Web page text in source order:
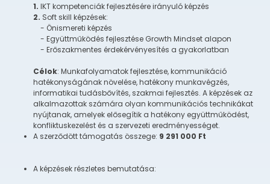
1. IKT kompetenciák fejlesztésére irányuló képzés
2. Soft skill képzések:
- Önismereti képzés
- Együttműködés fejlesztése Growth Mindset alapon
- Erőszakmentes érdekérvényesítés a gyakorlatban
Célok: Munkafolyamatok fejlesztése, kommunikáció
hatékonyságának növelése, hatékony munkavégzés,
informatikai tudásbővítés, szakmai fejlesztés. A képzések az
alkalmazottak számára olyan kommunikációs technikákat
nyújtanak, amelyek elősegítik a hatékony együttműködést,
konfliktuskezelést és a szervezeti eredményességet.
A szerződött támogatás összege: 9 291 000 Ft
A képzések részletes bemutatása: